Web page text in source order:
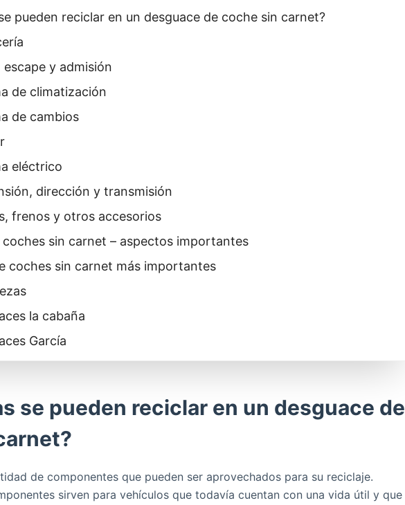
pueden reciclar en un desguace de coche sin carnet?
escape y admisión
de climatización
de cambios
eléctrico
dirección y transmisión
frenos y otros accesorios
coches sin carnet – aspectos importantes
coches sin carnet más importantes
la cabaña
García
se pueden reciclar en un desguace de
de componentes que pueden ser aprovechados para su reciclaje.
sirven para vehículos que todavía cuentan con una vida útil y que